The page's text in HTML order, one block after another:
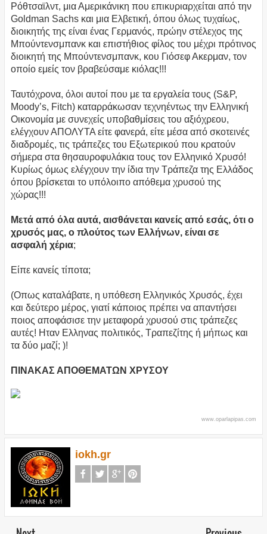
Ρόθτσαϊλντ, μια Αμερικάνικη που επικυριαρχείται από την
Goldman Sachs και μια Ελβετική, όπου όλως τυχαίως,
διοικητής της είναι ένας Γερμανός, πρώην στέλεχος της
Μπούντενσμπανκ και επιστήθιος φίλος του μέχρι πρότινος
διοικητή της Μπούντενσμπανκ, κου Γιόσεφ Ακερμαν, τον
οποίο εμείς τον βραβεύσαμε κιόλας!!!
Ταυτόχρονα, όλοι αυτοί που με τα εργαλεία τους (S&P,
Moody’s, Fitch) καταρράκωσαν τεχνηέντως την Ελληνική
Οικονομία με συνεχείς υποβαθμίσεις του αξιόχρεου,
ελέγχουν ΑΠΟΛΥΤΑ είτε φανερά, είτε μέσα από σκοτεινές
διαδρομές, τις τράπεζες του Εξωτερικού που κρατούν
σήμερα στα θησαυροφυλάκια τους τον Ελληνικό Χρυσό!
Κυρίως όμως ελέγχουν την ίδια την Τράπεζα της Ελλάδος
όπου βρίσκεται το υπόλοιπο απόθεμα χρυσού της
χώρας!!!
Μετά από όλα αυτά, αισθάνεται κανείς από εσάς, ότι ο
χρυσός μας, ο πλούτος των Ελλήνων, είναι σε
ασφαλή χέρια;
Είπε κανείς τίποτα;
(Οπως καταλάβατε, η υπόθεση Ελληνικός Χρυσός, έχει
και δεύτερο μέρος, γιατί κάποιος πρέπει να απαντήσει
ποιος αποφάσισε την μεταφορά χρυσού στις τράπεζες
αυτές! Ηταν Ελληνας πολιτικός, Τραπεζίτης ή μήπως και
τα δύο μαζί; )!
ΠΙΝΑΚΑΣ ΑΠΟΘΕΜΑΤΩΝ ΧΡΥΣΟΥ
www.oparlapipas.com
iokh.gr